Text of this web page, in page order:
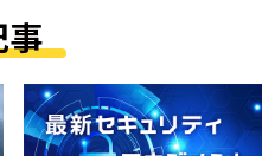
事